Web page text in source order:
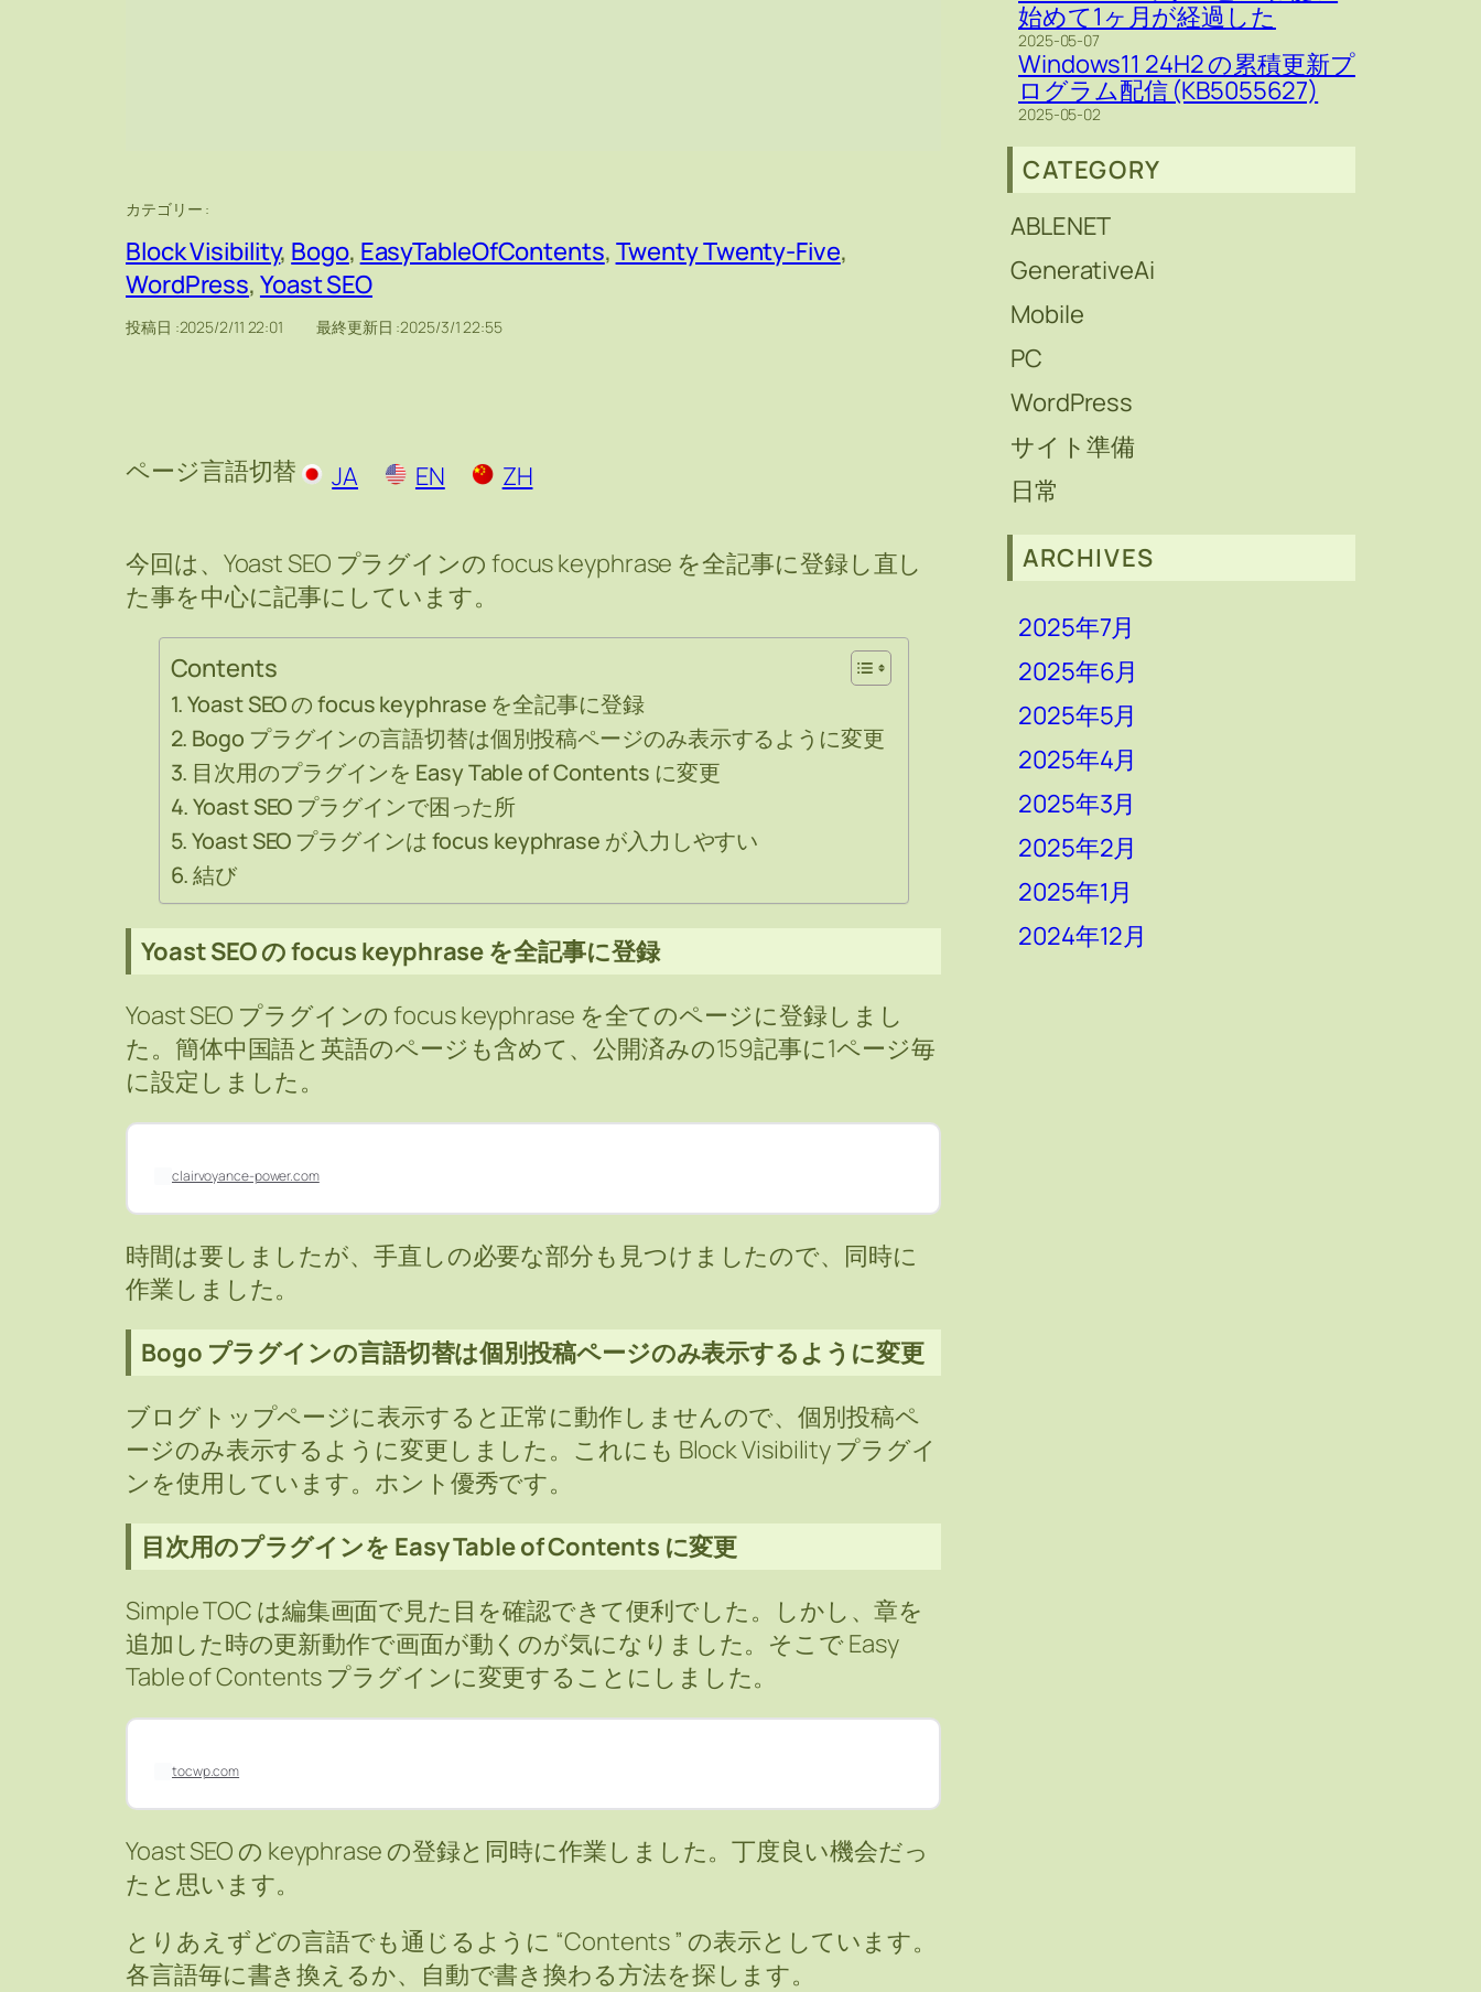
カテゴリー :
Block Visibility, Bogo, EasyTableOfContents, Twenty Twenty-Five
WordPress, Yoast SEO
投稿日 :2025/2/11 22:01 最終更新日 :2025/3/1 22:55
ページ言語切替 EN
JA ZH
今回は、Yoast SEO プラグインの focus keyphrase を全記事に登録し直し
た事を中心に記事にしています。
Contents
Yoast SEO の focus keyphrase を全記事に登録
Bogo プラグインの言語切替は個別投稿ページのみ表示するように変更
目次用のプラグインを Easy Table of Contents に変更
Yoast SEO プラグインで困った所
Yoast SEO プラグインは focus keyphrase が入力しやすい
結び
Yoast SEO の focus keyphrase を全記事に登録
Yoast SEO プラグインの focus keyphrase を全てのページに登録しまし
た。簡体中国語と英語のページも含めて、公開済みの159記事に1ページ毎
に設定しました。
clairvoyance-power.com
時間は要しましたが、手直しの必要な部分も見つけましたので、同時に
作業しました。
Bogo プラグインの言語切替は個別投稿ページのみ表示するように変更
ブログトップページに表示すると正常に動作しませんので、個別投稿ペ
ージのみ表示するように変更しました。これにも Block Visibility プラグイ
ンを使用しています。ホント優秀です。
目次用のプラグインを Easy Table of Contents に変更
Simple TOC は編集画面で見た目を確認できて便利でした。しかし、章を
追加した時の更新動作で画面が動くのが気になりました。そこで Easy
Table of Contents プラグインに変更することにしました。
tocwp.com
Yoast SEO の keyphrase の登録と同時に作業しました。丁度良い機会だっ
たと思います。
とりあえずどの言語でも通じるように “Contents ” の表示としています。
各言語毎に書き換えるか、自動で書き換わる方法を探します。
始めて1ヶ月が経過した
2025-05-07
Windows11 24H2 の累積更新プ
ログラム配信 (KB5055627)
2025-05-02
CATEGORY
ABLENET
GenerativeAi
Mobile
PC
WordPress
サイト準備
日常
ARCHIVES
2025年7月
2025年6月
2025年5月
2025年4月
2025年3月
2025年2月
2025年1月
2024年12月